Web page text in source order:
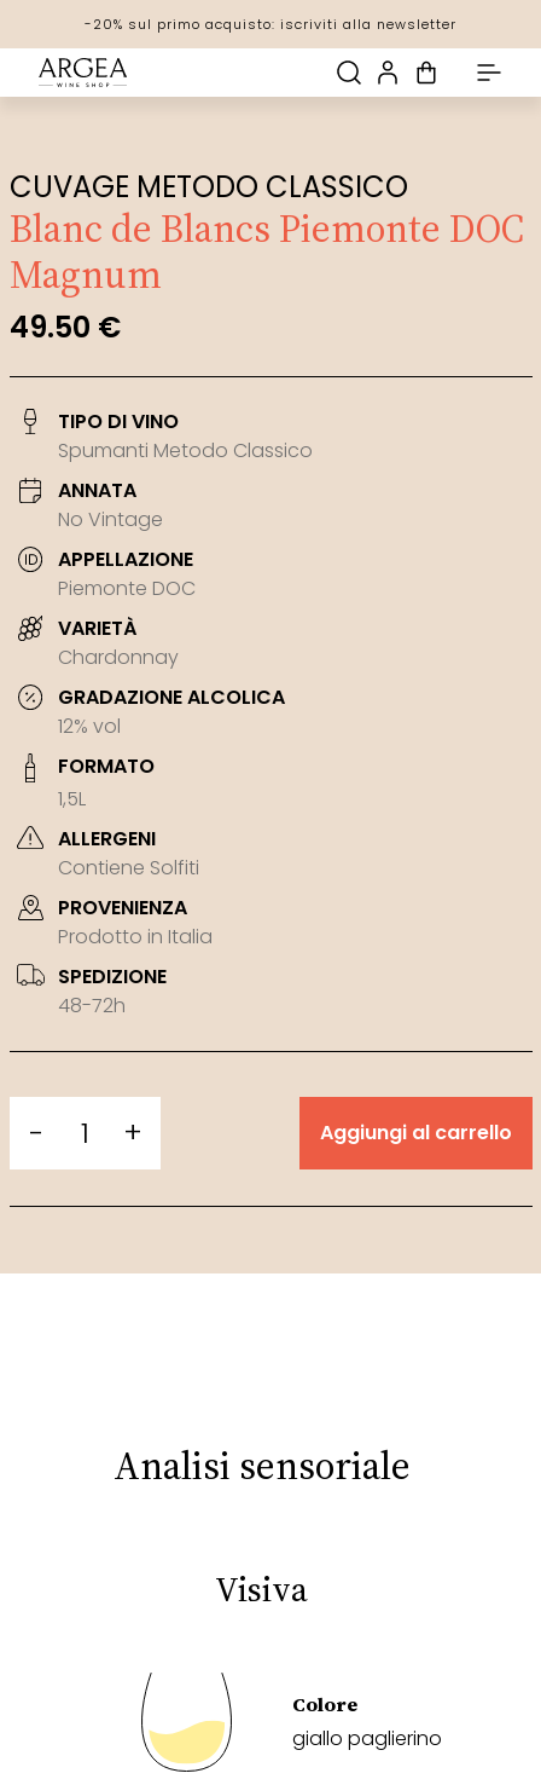
Spedizione gratuita! con una spesa di 69€
Scopri tutte le promozioni
-20% sul primo acquisto: iscriviti alla newsletter
Blanc de Blancs Piemonte DOC
Magnum
CUVAGE METODO CLASSICO
49.50 €
TIPO DI VINO
Spumanti Metodo Classico
ANNATA
No Vintage
APPELLAZIONE
Piemonte DOC
VARIETÀ
Chardonnay
GRADAZIONE ALCOLICA
12% vol
FORMATO
1,5L
ALLERGENI
Contiene Solfiti
PROVENIENZA
Prodotto in Italia
SPEDIZIONE
48-72h
- + Aggiungi al carrello
Analisi sensoriale
Visiva
Colore
giallo paglierino